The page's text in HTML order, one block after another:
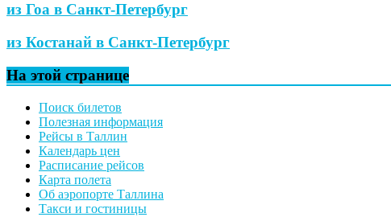
из Гоа в Санкт-Петербург
из Костанай в Санкт-Петербург
На этой странице
Поиск билетов
Полезная информация
Рейсы в Таллин
Календарь цен
Расписание рейсов
Карта полета
Об аэропорте Таллина
Такси и гостиницы